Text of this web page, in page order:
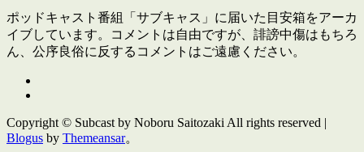
ポッドキャスト番組「サブキャス」に届いた目安箱をアーカ
イブしています。コメントは自由ですが、誹謗中傷はもちろ
ん、公序良俗に反するコメントはご遠慮ください。
Copyright © Subcast by Noboru Saitozaki All rights reserved |
Blogus by Themeansar。